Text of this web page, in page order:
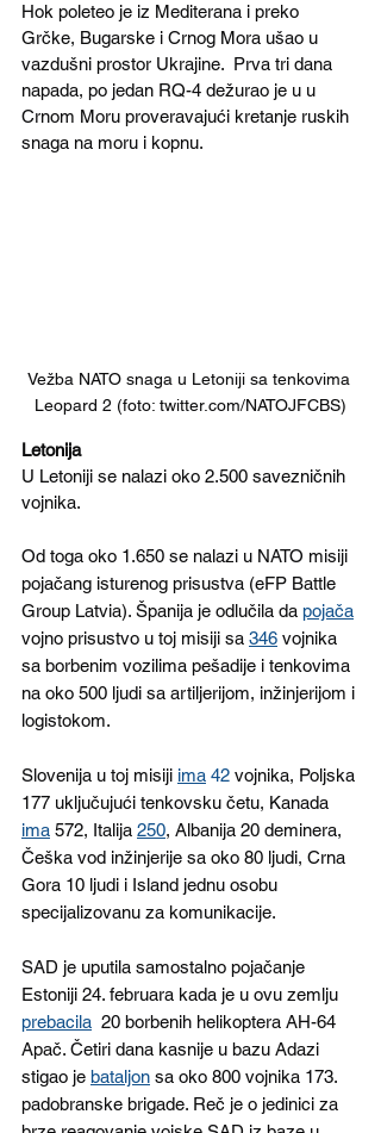
Hok poleteo je iz Mediterana i preko
Grčke, Bugarske i Crnog Mora ušao u
vazdušni prostor Ukrajine.  Prva tri dana
napada, po jedan RQ-4 dežurao je u u
Crnom Moru proveravajući kretanje ruskih
snaga na moru i kopnu.
Vežba NATO snaga u Letoniji sa tenkovima
Leopard 2 (foto: twitter.com/NATOJFCBS)
Letonija
U Letoniji se nalazi oko 2.500 savezničnih
vojnika.
Od toga oko 1.650 se nalazi u NATO misiji
pojačang isturenog prisustva (eFP Battle
Group Latvia). Španija je odlučila da pojača
vojno prisustvo u toj misiji sa 346 vojnika
sa borbenim vozilima pešadije i tenkovima
na oko 500 ljudi sa artiljerijom, inžinjerijom i
logistokom.
Slovenija u toj misiji ima 42 vojnika, Poljska
177 uključujući tenkovsku četu, Kanada
ima 572, Italija 250, Albanija 20 deminera,
Češka vod inžinjerije sa oko 80 ljudi, Crna
Gora 10 ljudi i Island jednu osobu
specijalizovanu za komunikacije.
SAD je uputila samostalno pojačanje
Estoniji 24. februara kada je u ovu zemlju
prebacila
  20 borbenih helikoptera AH-64
Apač. Četiri dana kasnije u bazu Adazi
stigao je bataljon sa oko 800 vojnika 173.
padobranske brigade. Reč je o jedinici za